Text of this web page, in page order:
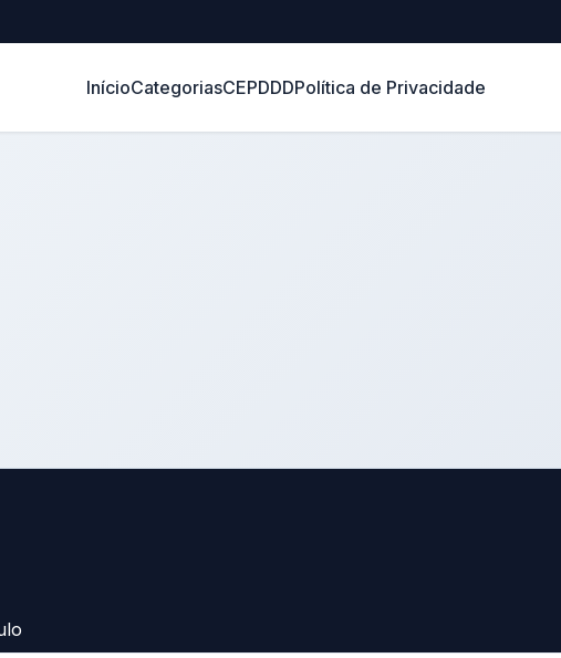
InícioCategoriasCEPDDDPolítica de Privacidade